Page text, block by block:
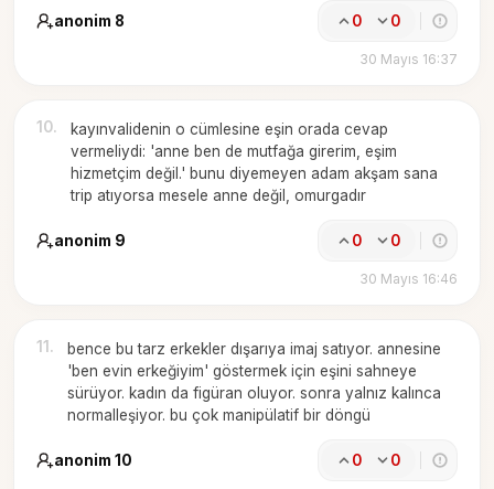
anonim 8 0 0
30 Mayıs 16:37
10.
kayınvalidenin o cümlesine eşin orada cevap
vermeliydi: 'anne ben de mutfağa girerim, eşim
hizmetçim değil.' bunu diyemeyen adam akşam sana
trip atıyorsa mesele anne değil, omurgadır
anonim 9 0 0
30 Mayıs 16:46
11 .
bence bu tarz erkekler dışarıya imaj satıyor. annesine
'ben evin erkeğiyim' göstermek için eşini sahneye
sürüyor. kadın da figüran oluyor. sonra yalnız kalınca
normalleşiyor. bu çok manipülatif bir döngü
anonim 10 0 0